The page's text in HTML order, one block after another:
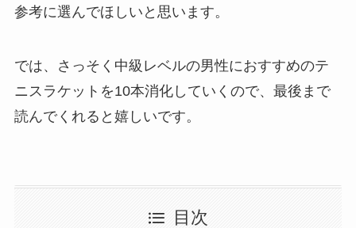
参考に選んでほしいと思います。
では、さっそく中級レベルの男性におすすめのテ
ニスラケットを10本消化していくので、最後まで
読んでくれると嬉しいです。
目次